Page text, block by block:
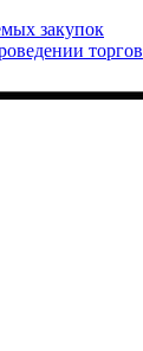
закупок
торгов